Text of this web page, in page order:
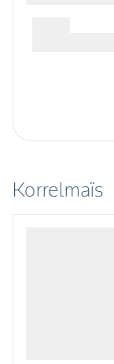
Korrelmaïs